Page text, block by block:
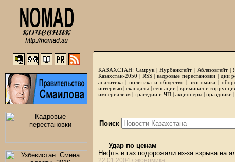
КАЗАХСТАН: Самрук |Нурбанкгейт | Аблязовгейт|
Казахстан-2050 | RSS|кадровые перестановки| дни
аналитика | политика и общество | экономика |
интервью |скандалы | сенсации|криминал и
империализм | трагедии и ЧП | акционеры | праздники |
Поиск
Удар по ценам
Нефть и газ подорожали из-за взрыва на
22.01.2004 / экономика